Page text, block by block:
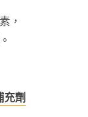
，
充劑